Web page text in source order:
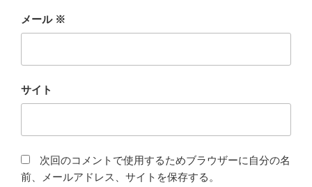
メール ※
サイト
次回のコメントで使用するためブラウザーに自分の名
前、メールアドレス、サイトを保存する。